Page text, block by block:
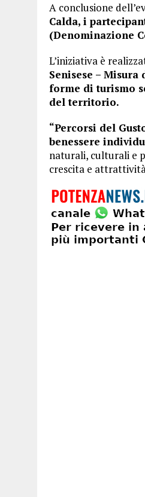
A conclusione
Calda, i
(Denominazione
L’iniziativa è
Senisese –
forme di turismo
del territorio.
“Percorsi del
benessere
naturali, culturali e
crescita e